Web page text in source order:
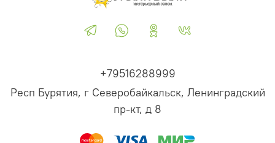
+79516288999
Респ Бурятия, г Северобайкальск, Ленинградский
пр-кт, д 8